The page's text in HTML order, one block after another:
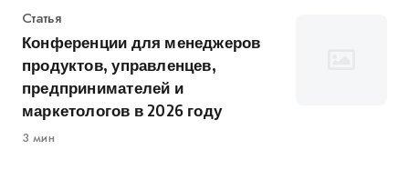
Категория
Статья
Конференции для менеджеров
продуктов, управленцев,
предпринимателей и
маркетологов в 2026 году
3 мин